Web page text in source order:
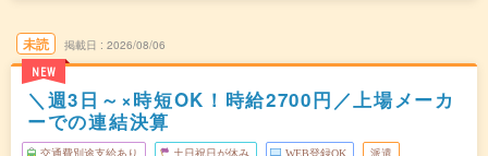
未読
NEW
掲載日 2026/08/06
＼週3日～×時短OK！時給2700円／上場メーカ
ーでの連結決算
交通費別途支給あり 土日祝日が休み WEB登録OK 派遣